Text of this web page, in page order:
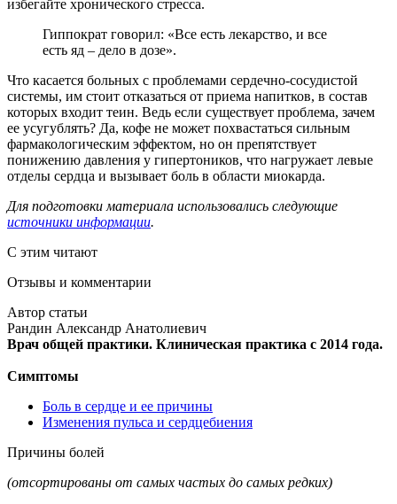
избегайте хронического стресса.
Гиппократ говорил: «Все есть лекарство, и все
есть яд – дело в дозе».
Что касается больных с проблемами сердечно-сосудистой
системы, им стоит отказаться от приема напитков, в состав
которых входит теин. Ведь если существует проблема, зачем
ее усугублять? Да, кофе не может похвастаться сильным
фармакологическим эффектом, но он препятствует
понижению давления у гипертоников, что нагружает левые
отделы сердца и вызывает боль в области миокарда.
Для подготовки материала использовались следующие
источники информации.
С этим читают
Отзывы и комментарии
Автор статьи
Рандин Александр Анатолиевич
Врач общей практики. Клиническая практика с 2014 года.
Симптомы
Боль в сердце и ее причины
Изменения пульса и сердцебиения
Причины болей
(отсортированы от самых частых до самых редких)